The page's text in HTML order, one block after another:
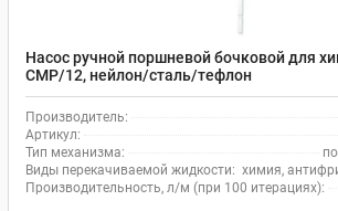
Насос ручной поршневой бочковой для
CMP/12, нейлон/сталь/тефлон
Производитель:
Артикул:
Тип механизма:
Виды перекачиваемой жидкости: химия,
Производительность, л/м (при 100 итерациях):